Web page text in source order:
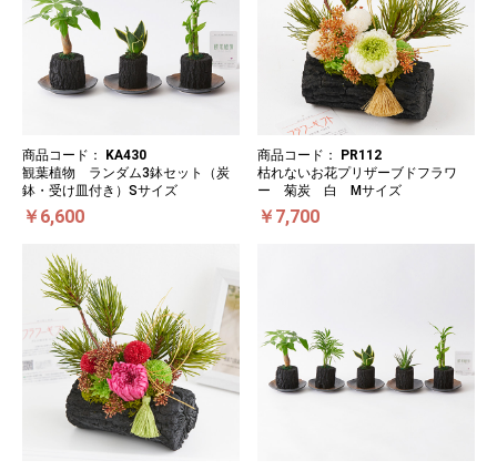
商品コード：
KA430
観葉植物 ランダム3鉢セット（炭
鉢・受け皿付き）Sサイズ
￥6,600
商品コード：
PR112
枯れないお花プリザーブドフラワ
ー 菊炭 白 Mサイズ
￥7,700